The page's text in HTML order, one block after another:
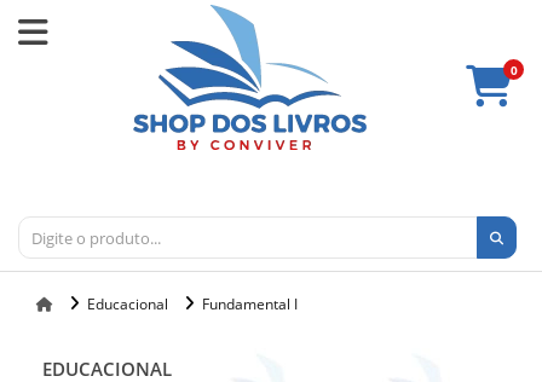
0
Educacional Fundamental I
EDUCACIONAL